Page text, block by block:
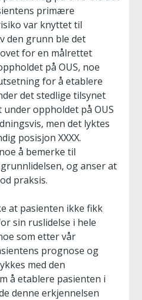
primære
var knyttet til
den grunn ble det
for en målrettet
på OUS, noe
for å etablere
det stedlige tilsynet
oppholdet på OUS
men det lyktes
posisjon XXXX.
å bemerke til
grunnlidelsen, og anser at
praksis.
at pasienten ikke fikk
sin ruslidelse i hele
som etter vår
prognose og
med den
å etablere pasienten i
denne erkjennelsen